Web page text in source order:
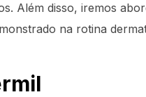
Além disso, iremos
na rotina